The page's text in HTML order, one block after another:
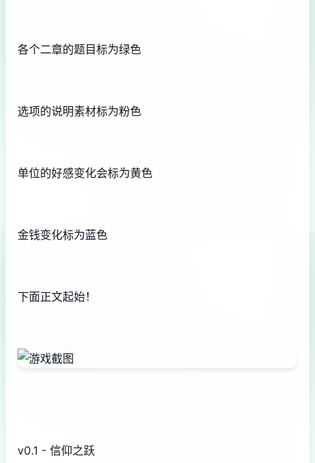
各个二章的题目标为绿色
选项的说明素材标为粉色
单位的好感变化会标为黄色
金钱变化标为蓝色
下面正文起始！
v0.1 - 信仰之跃